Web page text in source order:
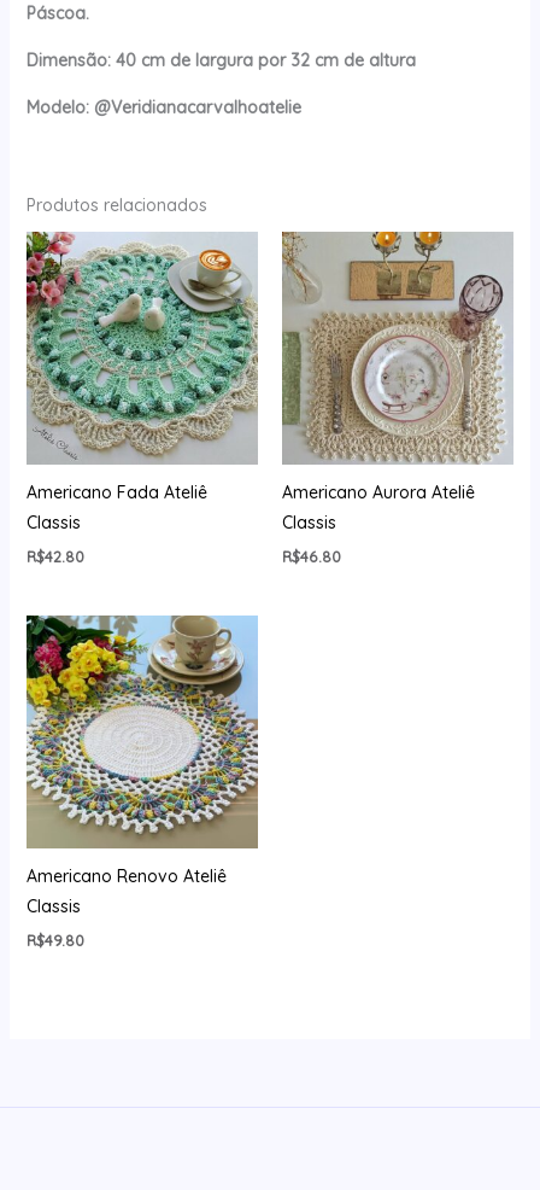
Páscoa.
Dimensão: 40 cm de largura por 32 cm de altura
Modelo: @Veridianacarvalhoatelie
Produtos relacionados
Americano Fada Ateliê
Classis
R$42.80
Americano Aurora Ateliê
Classis
R$46.80
Americano Renovo Ateliê
Classis
R$49.80